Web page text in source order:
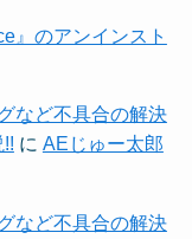
』のアンインスト
など不具合の解決
に AEじゅー太郎
など不具合の解決